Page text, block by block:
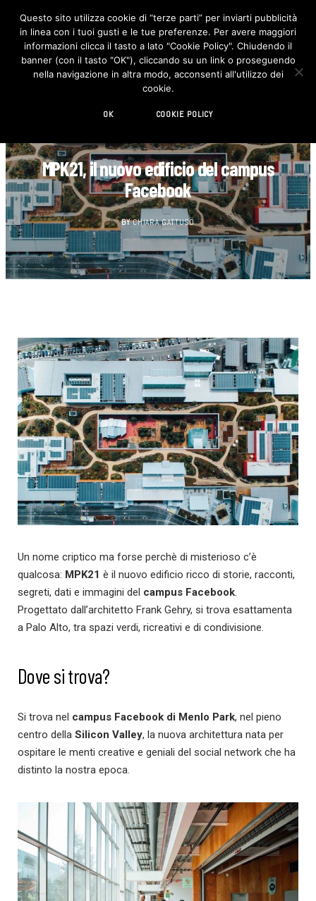
F
c
e
b
o
I
n
s
t
MPK21, il nuovo edificio del campus
Facebook
BY CHIARA GATTUSO
Un nome criptico ma forse perchè di misterioso c’è
qualcosa: MPK21 è il nuovo edificio ricco di storie, racconti,
segreti, dati e immagini del campus Facebook
Progettato dall’architetto Frank Gehry, si trova esattamenta
a Palo Alto, tra spazi verdi, ricreativi e di condivisione.
Dove si trova?
Si trova nel campus Facebook di Menlo Park, nel pieno
centro della Silicon Valley, la nuova architettura nata per
ospitare le menti creative e geniali del social network che ha
distinto la nostra epoca.
Questo sito utilizza cookie di “terze parti” per inviarti pubblicità
in linea con i tuoi gusti e le tue preferenze. Per avere maggiori
informazioni clicca il tasto a lato "Cookie Policy". Chiudendo il
banner (con il tasto "OK"), cliccando su un link o proseguendo
nella navigazione in altra modo, acconsenti all'utilizzo dei
cookie.
OK COOKIE POLICY